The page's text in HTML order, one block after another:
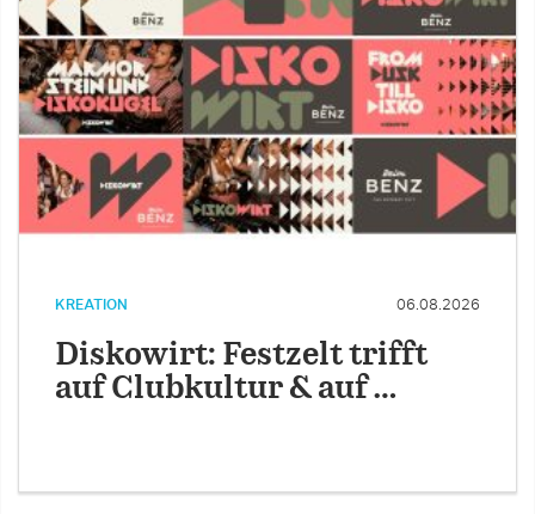
KREATION 06.08.2026
Diskowirt: Festzelt trifft
auf Clubkultur & auf …